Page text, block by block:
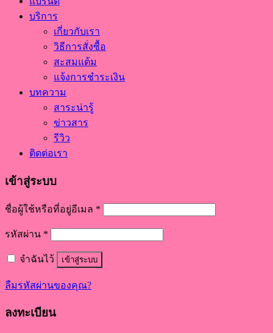
บริการ
เกี่ยวกับเรา
วิธีการสั่งซื้อ
สะสมแต้ม
แจ้งการชำระเงิน
บทความ
สาระน่ารู้
ข่าวสาร
รีวิว
ติดต่อเรา
เข้าสู่ระบบ
ชื่อผู้ใช้หรือที่อยู่อีเมล *
รหัสผ่าน *
จำฉันไว้ เข้าสู่ระบบ
ลืมรหัสผ่านของคุณ?
ลงทะเบียน